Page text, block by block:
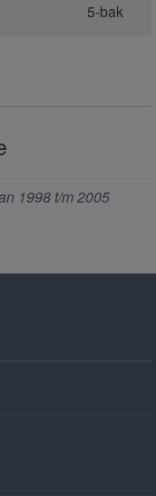
5-bak
1998 t/m 2005